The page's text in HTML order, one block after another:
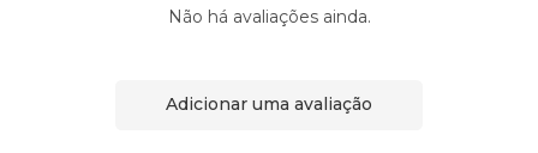
Não há avaliações ainda.
Adicionar uma avaliação